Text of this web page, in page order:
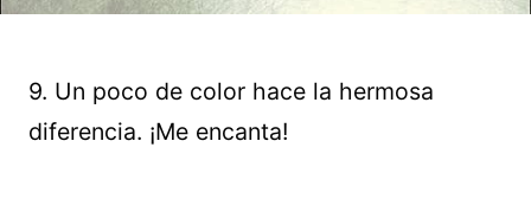
9. Un poco de color hace la hermosa
diferencia. ¡Me encanta!